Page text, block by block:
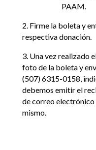
PAAM.
2. Firme la boleta y
respectiva donación.
3. Una vez realizado
foto de la boleta y
(507) 6315-0158,
debemos emitir el
de correo electrónico
mismo.